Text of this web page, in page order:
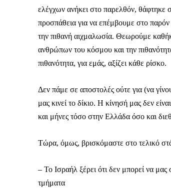
ελέγχων ανήκει στο παρελθόν, θάφτηκε
προσπάθεια για να επέμβουμε στο παρόν
την πιθανή αιχμαλωσία. Θεωρούμε
ανθρώπων του κόσμου και την
πιθανότητα, για εμάς, αξίζει κάθε ρίσκο.
Δεν πάμε σε αποστολές ούτε για (να
μας κινεί το δίκιο. Η κίνησή μας δεν
και μήνες τόσο στην Ελλάδα όσο και
Τώρα, όμως, βρισκόμαστε στο τελικό
– Το Ισραήλ ξέρει ότι δεν μπορεί να μας
τμήματα